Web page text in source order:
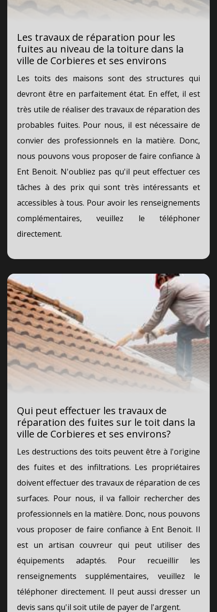
Les travaux de réparation pour les
fuites au niveau de la toiture dans la
ville de Corbieres et ses environs
Les toits des maisons sont des structures qui
devront être en parfaitement état. En effet, il est
très utile de réaliser des travaux de réparation des
probables fuites. Pour nous, il est nécessaire de
convier des professionnels en la matière. Donc,
nous pouvons vous proposer de faire confiance à
Ent Benoit. N'oubliez pas qu'il peut effectuer ces
tâches à des prix qui sont très intéressants et
accessibles à tous. Pour avoir les renseignements
complémentaires, veuillez le téléphoner
directement.
Qui peut effectuer les travaux de
réparation des fuites sur le toit dans la
ville de Corbieres et ses environs?
Les destructions des toits peuvent être à l'origine
des fuites et des infiltrations. Les propriétaires
doivent effectuer des travaux de réparation de ces
surfaces. Pour nous, il va falloir rechercher des
professionnels en la matière. Donc, nous pouvons
vous proposer de faire confiance à Ent Benoit. Il
est un artisan couvreur qui peut utiliser des
équipements adaptés. Pour recueillir les
renseignements supplémentaires, veuillez le
téléphoner directement. Il peut aussi dresser un
devis sans qu'il soit utile de payer de l'argent.